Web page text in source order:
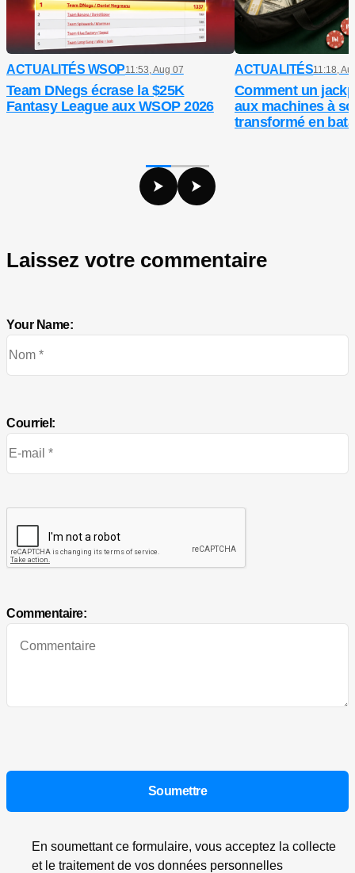
ACTUALITÉS WSOP11:53, Aug 07
Team DNegs écrase la $25K
Fantasy League aux WSOP 2026
ACTUALITÉS11:18,
Comment un
aux machines à
transformé en
Laissez votre commentaire
Your Name:
Courriel:
Commentaire:
En soumettant ce formulaire, vous acceptez la collecte
et le traitement de vos données personnelles